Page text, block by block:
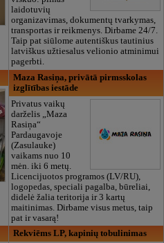
laidotuvių
organizavimas, dokumentų tvarkymas,
transportas ir reikmenys. Dirbame 24/7.
Taip pat siūlome autentiškus tautinius
latviškus užtiesalus velionio atminimui
pagerbti.
Maza Rasiņa, privātā pirmsskolas
izglītības iestāde
Privatus vaikų
darželis „Maza
Rasiņa“
Pardaugavoje
(Zasulauke)
vaikams nuo 10
mėn. iki 6 metų.
Licencijuotos programos (LV/RU),
logopedas, speciali pagalba, būreliai,
didelė žalia teritorija ir 3 kartų
maitinimas. Dirbame visus metus, taip
pat ir vasarą!
Rekviēms LP, kapinių tobulinimas